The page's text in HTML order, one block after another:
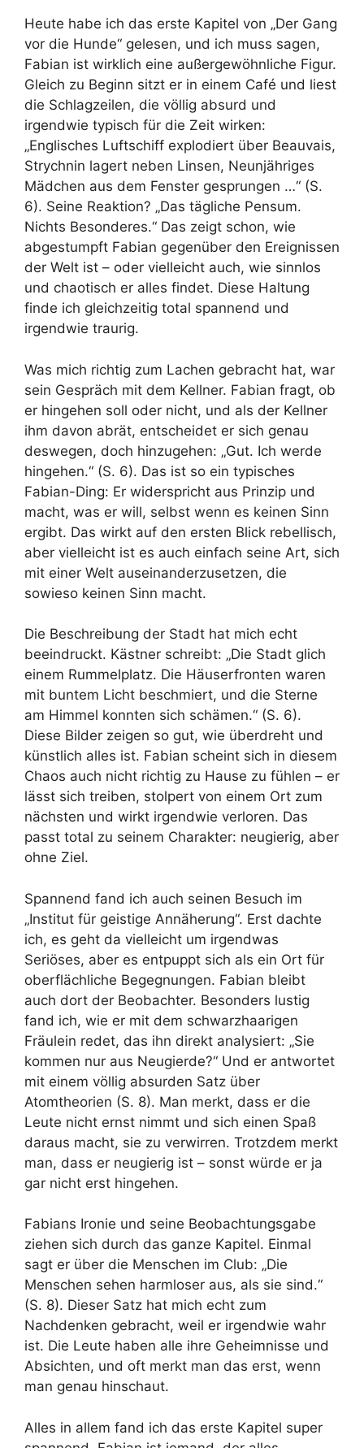
Heute habe ich das erste Kapitel von „Der Gang
vor die Hunde“ gelesen, und ich muss sagen,
Fabian ist wirklich eine außergewöhnliche Figur.
Gleich zu Beginn sitzt er in einem Café und liest
die Schlagzeilen, die völlig absurd und
irgendwie typisch für die Zeit wirken:
„Englisches Luftschiff explodiert über Beauvais,
Strychnin lagert neben Linsen, Neunjähriges
Mädchen aus dem Fenster gesprungen …“ (S.
6). Seine Reaktion? „Das tägliche Pensum.
Nichts Besonderes.“ Das zeigt schon, wie
abgestumpft Fabian gegenüber den Ereignissen
der Welt ist – oder vielleicht auch, wie sinnlos
und chaotisch er alles findet. Diese Haltung
finde ich gleichzeitig total spannend und
irgendwie traurig.
Was mich richtig zum Lachen gebracht hat, war
sein Gespräch mit dem Kellner. Fabian fragt, ob
er hingehen soll oder nicht, und als der Kellner
ihm davon abrät, entscheidet er sich genau
deswegen, doch hinzugehen: „Gut. Ich werde
hingehen.“ (S. 6). Das ist so ein typisches
Fabian-Ding: Er widerspricht aus Prinzip und
macht, was er will, selbst wenn es keinen Sinn
ergibt. Das wirkt auf den ersten Blick rebellisch,
aber vielleicht ist es auch einfach seine Art, sich
mit einer Welt auseinanderzusetzen, die
sowieso keinen Sinn macht.
Die Beschreibung der Stadt hat mich echt
beeindruckt. Kästner schreibt: „Die Stadt glich
einem Rummelplatz. Die Häuserfronten waren
mit buntem Licht beschmiert, und die Sterne
am Himmel konnten sich schämen.“ (S. 6).
Diese Bilder zeigen so gut, wie überdreht und
künstlich alles ist. Fabian scheint sich in diesem
Chaos auch nicht richtig zu Hause zu fühlen – er
lässt sich treiben, stolpert von einem Ort zum
nächsten und wirkt irgendwie verloren. Das
passt total zu seinem Charakter: neugierig, aber
ohne Ziel.
Spannend fand ich auch seinen Besuch im
„Institut für geistige Annäherung“. Erst dachte
ich, es geht da vielleicht um irgendwas
Seriöses, aber es entpuppt sich als ein Ort für
oberflächliche Begegnungen. Fabian bleibt
auch dort der Beobachter. Besonders lustig
fand ich, wie er mit dem schwarzhaarigen
Fräulein redet, das ihn direkt analysiert: „Sie
kommen nur aus Neugierde?“ Und er antwortet
mit einem völlig absurden Satz über
Atomtheorien (S. 8). Man merkt, dass er die
Leute nicht ernst nimmt und sich einen Spaß
daraus macht, sie zu verwirren. Trotzdem merkt
man, dass er neugierig ist – sonst würde er ja
gar nicht erst hingehen.
Fabians Ironie und seine Beobachtungsgabe
ziehen sich durch das ganze Kapitel. Einmal
sagt er über die Menschen im Club: „Die
Menschen sehen harmloser aus, als sie sind.“
(S. 8). Dieser Satz hat mich echt zum
Nachdenken gebracht, weil er irgendwie wahr
ist. Die Leute haben alle ihre Geheimnisse und
Absichten, und oft merkt man das erst, wenn
man genau hinschaut.
Alles in allem fand ich das erste Kapitel super